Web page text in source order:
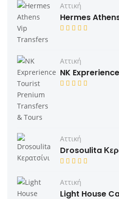
Αττική
Hermes
Αττική
Αττική
Drosoulita
Αττική
Light House